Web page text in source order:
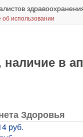
использовании
в
Здоровья
руб.